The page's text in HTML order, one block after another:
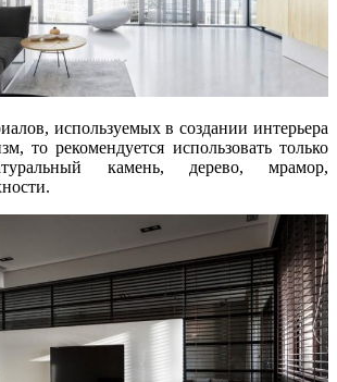
используемых в создании интерьера
то рекомендуется использовать только
камень, дерево, мрамор,